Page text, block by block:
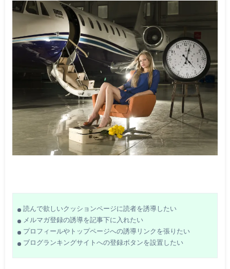
読んで欲しいクッションページに読者を誘導したい
メルマガ登録の誘導を記事下に入れたい
プロフィールやトップページへの誘導リンクを張りたい
ブログランキングサイトへの登録ボタンを設置したい